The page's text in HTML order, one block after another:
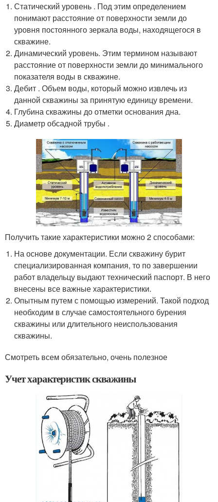
Статический уровень . Под этим определением
понимают расстояние от поверхности земли до
уровня постоянного зеркала воды, находящегося в
скважине.
Динамический уровень. Этим термином называют
расстояние от поверхности земли до минимального
показателя воды в скважине.
Дебит . Объем воды, который можно извлечь из
данной скважины за принятую единицу времени.
Глубина скважины до отметки основания дна.
Диаметр обсадной трубы .
Получить такие характеристики можно 2 способами:
На основе документации. Если скважину бурит
специализированная компания, то по завершении
работ владельцу выдают технический паспорт. В него
внесены все важные характеристики.
Опытным путем с помощью измерений. Такой подход
необходим в случае самостоятельного бурения
скважины или длительного неиспользования
скважины.
Смотреть всем обязательно, очень полезное
Учет характеристик скважины